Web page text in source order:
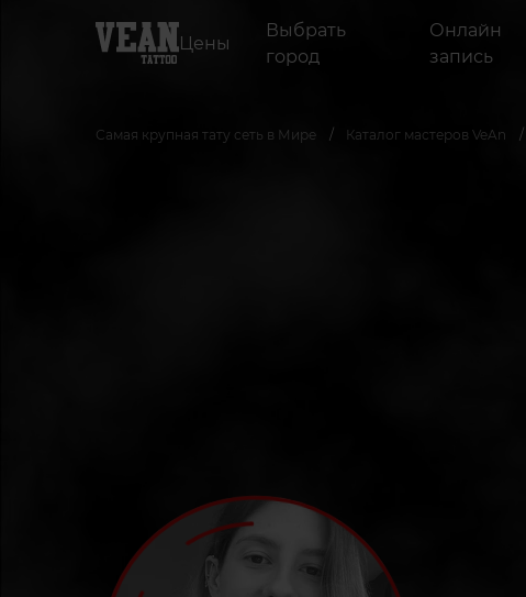
Цены
Выбрать
город
Онлайн
запись
Самая крупная тату сеть в Мире Каталог мастеров VeAn